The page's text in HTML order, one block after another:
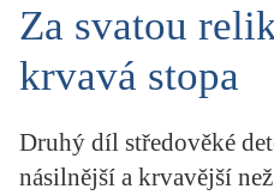
LITERATURY
KATEGORIE
Za svatou
krvavá stopa
Druhý díl středověké
násilnější a krvavější